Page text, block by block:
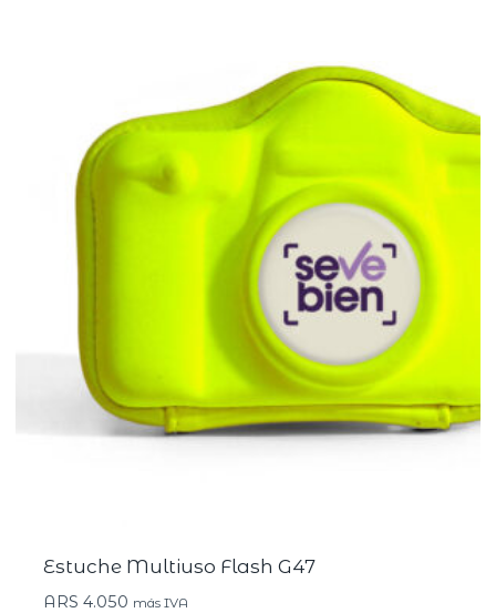
Estuche Multiuso Flash G47
ARS 4.050 más IVA